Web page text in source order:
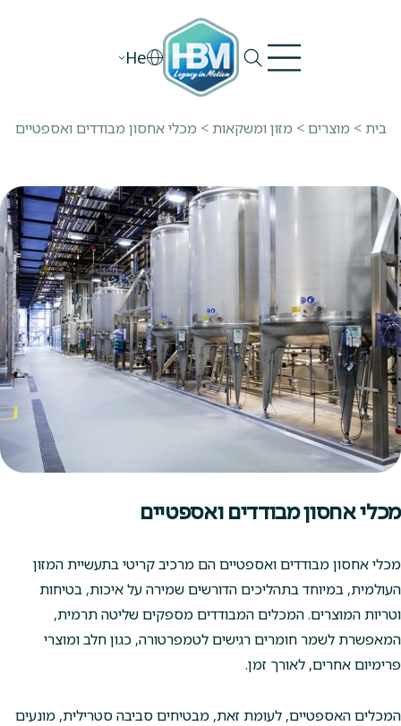
He
בית > מוצרים> מזון ומשקאות > מכלי אחסון מבודדים ואספטיים
מכלי אחסון מבודדים ואספטיים
מכלי אחסון מבודדים ואספטיים הם מרכיב קריטי בתעשיית המזון
העולמית, במיוחד בתהליכים הדורשים שמירה על איכות, בטיחות
וטריות המוצרים. המכלים המבודדים מספקים שליטה תרמית,
המאפשרת לשמר חומרים רגישים לטמפרטורה, כגון חלב ומוצרי
פרימיום אחרים, לאורך זמן.
המכלים האספטיים, לעומת זאת, מבטיחים סביבה סטרילית, מונעים